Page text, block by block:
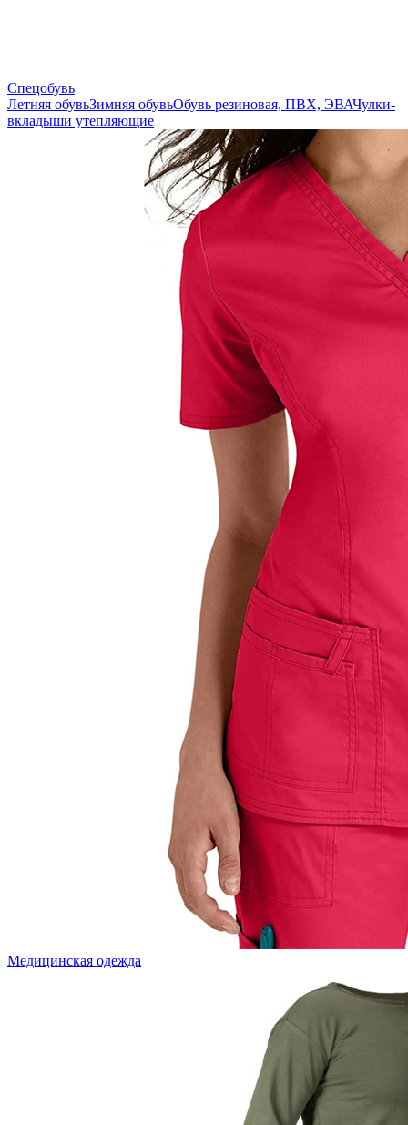
Спецобувь
Летняя обувьЗимняя обувьОбувь резиновая, ПВХ, ЭВАЧулки-
вкладыши утепляющие
Медицинская одежда